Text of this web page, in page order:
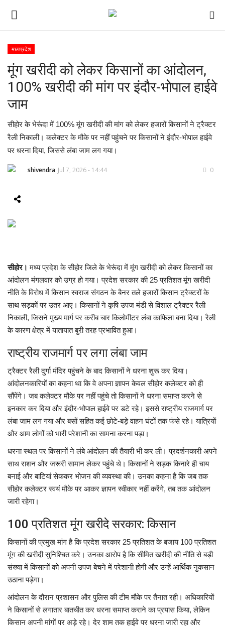
ई-पेपर
होम
Contact Us
Subscribe
About Us
देश
दुनिया
छत्तीसगढ़
मनोरंजन
लाइफस्टाइल
खेल
ब्रेकिंग न्यूज़
व्यापार
टेक न्यूज़
मध्यप्रदेश
मूंग खरीदी को लेकर किसानों का आंदोलन,
100% खरीदी की मांग पर इंदौर-भोपाल हाईवे
जाम
सीहोर के भेरूंदा में 100% मूंग खरीदी की मांग को लेकर हजारों किसानों ने ट्रैक्टर
रैली निकाली। कलेक्टर के मौके पर नहीं पहुंचने पर किसानों ने इंदौर-भोपाल हाईवे
पर धरना दिया, जिससे लंबा जाम लग गया।
shivendra Jul 7, 2026 - 14:44 0
सीहोर। मध्य प्रदेश के सीहोर जिले के भेरूंदा में मूंग खरीदी को लेकर किसानों का
आंदोलन मंगलवार को उग्र हो गया। प्रदेश सरकार की 25 प्रतिशत मूंग खरीदी
नीति के विरोध में किसान स्वराज संगठन के बैनर तले हजारों किसान ट्रैक्टरों के
साथ सड़कों पर उतर आए। किसानों ने कृषि उपज मंडी से विशाल ट्रैक्टर रैली
निकाली, जिसने मुख्य मार्ग पर करीब चार किलोमीटर लंबा काफिला बना दिया। रैली
के कारण क्षेत्र में यातायात बुरी तरह प्रभावित हुआ।
राष्ट्रीय राजमार्ग पर लगा लंबा जाम
ट्रैक्टर रैली दुर्गा मंदिर पहुंचने के बाद किसानों ने धरना शुरू कर दिया।
आंदोलनकारियों का कहना था कि वे अपना ज्ञापन केवल सीहोर कलेक्टर को ही
सौंपेंगे। जब कलेक्टर मौके पर नहीं पहुंचे तो किसानों ने धरना समाप्त करने से
इनकार कर दिया और इंदौर-भोपाल हाईवे पर डटे रहे। इससे राष्ट्रीय राजमार्ग पर
लंबा जाम लग गया और बसों सहित कई छोटे-बड़े वाहन घंटों तक फंसे रहे। यात्रियों
और आम लोगों को भारी परेशानी का सामना करना पड़ा।
धरना स्थल पर किसानों ने लंबे आंदोलन की तैयारी भी कर ली। प्रदर्शनकारी अपने
साथ राशन और जरूरी सामान लेकर पहुंचे थे। किसानों ने सड़क किनारे ही चाय
बनाई और बाटियां सेककर भोजन की व्यवस्था की। उनका कहना है कि जब तक
सीहोर कलेक्टर स्वयं मौके पर आकर ज्ञापन स्वीकार नहीं करेंगे, तब तक आंदोलन
जारी रहेगा।
100 प्रतिशत मूंग खरीदे सरकार: किसान
किसानों की प्रमुख मांग है कि प्रदेश सरकार 25 प्रतिशत के बजाय 100 प्रतिशत
मूंग की खरीदी सुनिश्चित करे। उनका आरोप है कि सीमित खरीदी की नीति से बड़ी
संख्या में किसानों को अपनी उपज बेचने में परेशानी होगी और उन्हें आर्थिक नुकसान
उठाना पड़ेगा।
आंदोलन के दौरान प्रशासन और पुलिस की टीम मौके पर तैनात रही। अधिकारियों
ने किसानों से लगातार बातचीत कर धरना समाप्त कराने का प्रयास किया, लेकिन
किसान अपनी मांगों पर अड़े रहे। देर शाम तक हाईवे पर धरना जारी रहा और